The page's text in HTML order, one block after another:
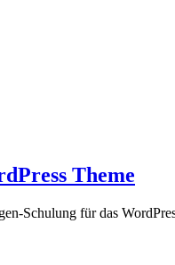
Theme
Schulung für das